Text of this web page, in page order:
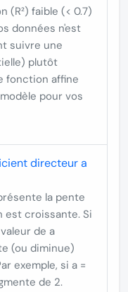
(R²) faible (< 0.7)
données n'est
suivre une
plutôt
fonction affine
pour vos
directeur a
la pente
est croissante. Si
de a
(ou diminue)
exemple, si a =
de 2.